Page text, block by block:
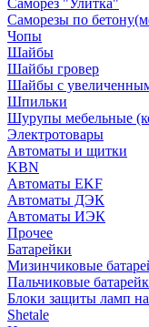
Саморез "Улитка"
Саморезы по
Чопы
Шайбы
Шайбы гровер
Шайбы с
Шпильки
Шурупы мебельные
Электротовары
Автоматы и щитки
KBN
Автоматы EKF
Автоматы ДЭК
Автоматы ИЭК
Прочее
Батарейки
Мизинчиковые
Пальчиковые
Блоки защиты ламп
Shetale